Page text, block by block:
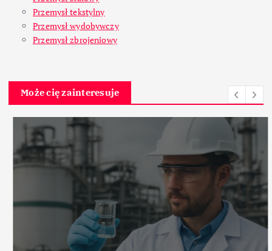
Przemysł tekstylny
Przemysł wydobywczy
Przemysł zbrojeniowy
Może cię zainteresuje